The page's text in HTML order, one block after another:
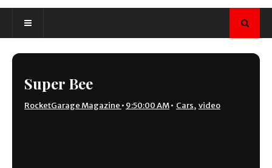
Super Bee
RocketGarage Magazine • 9:50:00 AM• Cars, video